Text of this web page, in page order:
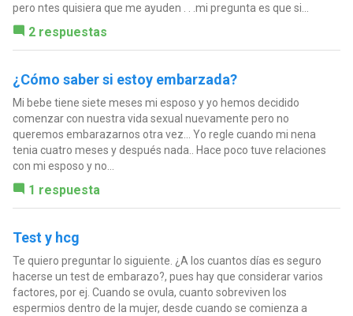
pero ntes quisiera que me ayuden . . .mi pregunta es que si...
2 respuestas
¿Cómo saber si estoy embarzada?
Mi bebe tiene siete meses mi esposo y yo hemos decidido
comenzar con nuestra vida sexual nuevamente pero no
queremos embarazarnos otra vez... Yo regle cuando mi nena
tenia cuatro meses y después nada.. Hace poco tuve relaciones
con mi esposo y no...
1 respuesta
Test y hcg
Te quiero preguntar lo siguiente. ¿A los cuantos días es seguro
hacerse un test de embarazo?, pues hay que considerar varios
factores, por ej. Cuando se ovula, cuanto sobreviven los
espermios dentro de la mujer, desde cuando se comienza a